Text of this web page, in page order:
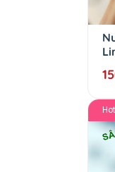
Hot